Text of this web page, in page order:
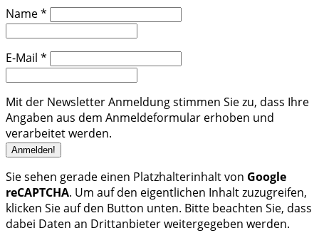
Name*
E-Mail *
Mit der Newsletter Anmeldung stimmen Sie zu, dass Ihre
Angaben aus dem Anmeldeformular erhoben und
verarbeitet werden.
Sie sehen gerade einen Platzhalterinhalt von Google
reCAPTCHA. Um auf den eigentlichen Inhalt zuzugreifen,
klicken Sie auf den Button unten. Bitte beachten Sie, dass
dabei Daten an Drittanbieter weitergegeben werden.